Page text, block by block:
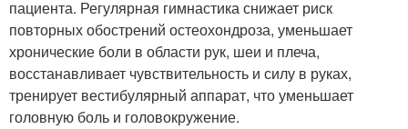
пациента. Регулярная гимнастика снижает риск
повторных обострений остеохондроза, уменьшает
хронические боли в области рук, шеи и плеча,
восстанавливает чувствительность и силу в руках,
тренирует вестибулярный аппарат, что уменьшает
головную боль и головокружение.